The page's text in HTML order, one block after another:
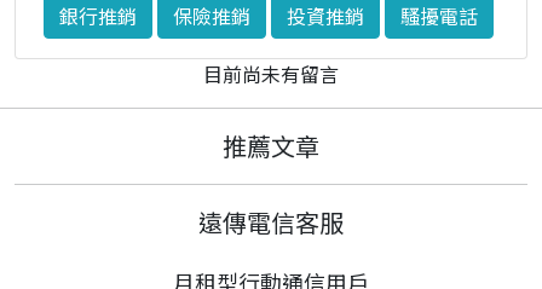
銀行推銷
保險推銷 投資推銷
騷擾電話
目前尚未有留言
推薦文章
遠傳電信客服
月租型行動通信用戶